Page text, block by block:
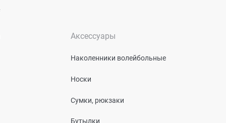
Аксессуары
Наколенники волейбольные
Носки
Сумки, рюкзаки
Бутылки